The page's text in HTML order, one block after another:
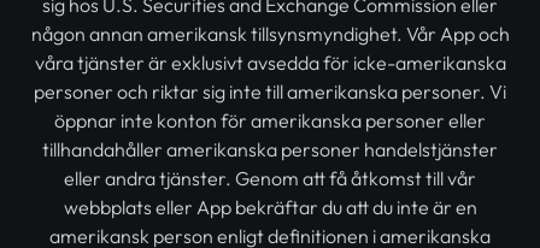
sig hos U.S. Securities and Exchange Commission eller
någon annan amerikansk tillsynsmyndighet. Vår App och
våra tjänster är exklusivt avsedda för icke-amerikanska
personer och riktar sig inte till amerikanska personer. Vi
öppnar inte konton för amerikanska personer eller
tillhandahåller amerikanska personer handelstjänster
eller andra tjänster. Genom att få åtkomst till vår
webbplats eller App bekräftar du att du inte är en
amerikansk person enligt definitionen i amerikanska